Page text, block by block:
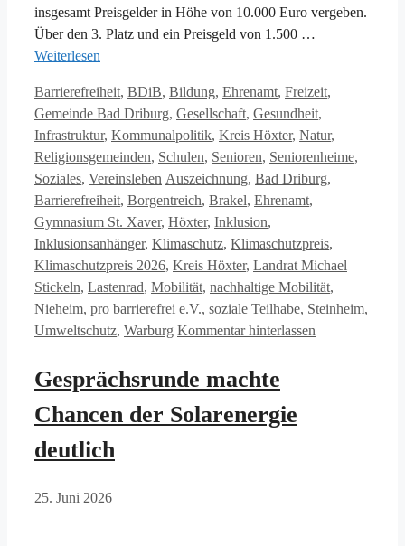
insgesamt Preisgelder in Höhe von 10.000 Euro vergeben.
Über den 3. Platz und ein Preisgeld von 1.500 …
Weiterlesen
Kategorien
Barrierefreiheit, BDiB, Bildung, Ehrenamt, Freizeit,
Gemeinde Bad Driburg, Gesellschaft, Gesundheit,
Infrastruktur, Kommunalpolitik, Kreis Höxter, Natur,
Religionsgemeinden, Schulen, Senioren, Seniorenheime,
Soziales, Vereinsleben Schlagwörter
Auszeichnung, Bad Driburg,
Barrierefreiheit, Borgentreich, Brakel, Ehrenamt,
Gymnasium St. Xaver, Höxter, Inklusion,
Inklusionsanhänger, Klimaschutz, Klimaschutzpreis,
Klimaschutzpreis 2026, Kreis Höxter, Landrat Michael
Stickeln, Lastenrad, Mobilität, nachhaltige Mobilität,
Nieheim, pro barrierefrei e.V., soziale Teilhabe, Steinheim,
Umweltschutz, Warburg Kommentar hinterlassen
Gesprächsrunde machte
Chancen der Solarenergie
deutlich
25. Juni 2026